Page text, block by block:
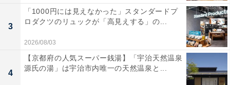
1 2
3
「1000円には見えなかった」スタンダードプ
ロダクツのリュックが「高見えする」の...
2026/08/03
4
【京都府の人気スーパー銭湯】「宇治天然温泉
源氏の湯」は宇治市内唯一の天然温泉と...